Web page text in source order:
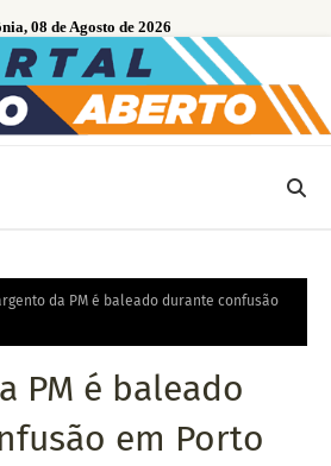
08 de Agosto de 2026
da PM é baleado durante confusão
PM é baleado
em Porto